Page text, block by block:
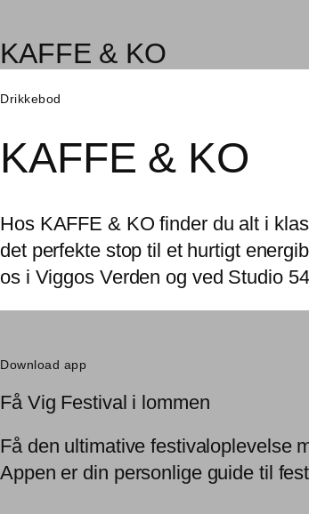
KAFFE & KO
Drikkebod
KAFFE & KO
Hos KAFFE & KO finder du alt i
det perfekte stop til et hurtigt
os i Viggos Verden og ved Studio
Download app
Få Vig Festival i lommen
Få den ultimative festivaloplevelse
Appen er din personlige guide til